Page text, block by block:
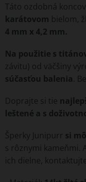
Táto ozdobná
karátovom bielom,
4 mm x 4,2 mm.
Na použitie s
závitu) od väčšiny
súčasťou balenia .
Doprajte si tie
leštené a s
Šperky Junipurr si
s rôznymi kameňmi.
ich dielne,